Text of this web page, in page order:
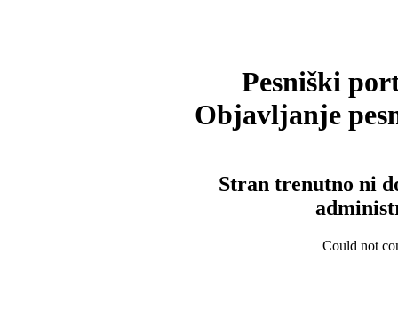
Pesniški
Objavljanje
Stran trenutno ni
Could not